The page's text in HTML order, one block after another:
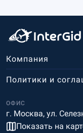
Компания
ОФИС
г. Москва, ул.
Показать на
Политики и